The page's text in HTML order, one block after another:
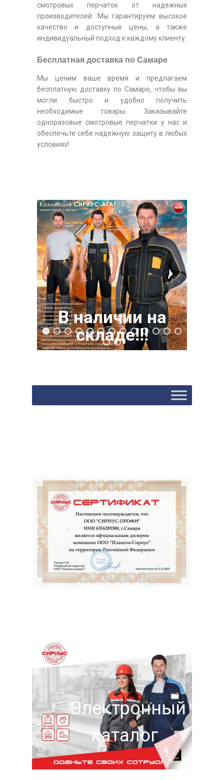
смотровых перчаток от надежных
производителей. Мы гарантируем высокое
качество и доступные цены, а также
индивидуальный подход к каждому клиенту.
Бесплатная доставка по Самаре
Мы ценим ваше время и предлагаем
бесплатную доставку по Самаре, чтобы вы
могли быстро и удобно получить
необходимые товары. Заказывайте
одноразовые смотровые перчатки у нас и
обеспечьте себе надежную защиту в любых
условиях!
В наличии на
складе!!!
Электронный
каталог